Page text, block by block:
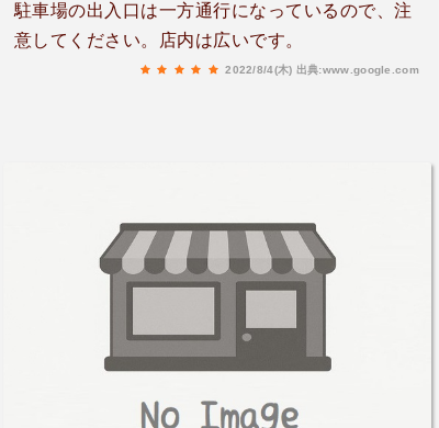
駐車場の出入口は一方通行になっているので、注
意してください。店内は広いです。
2022/8/4(木) 出典:www.google.com